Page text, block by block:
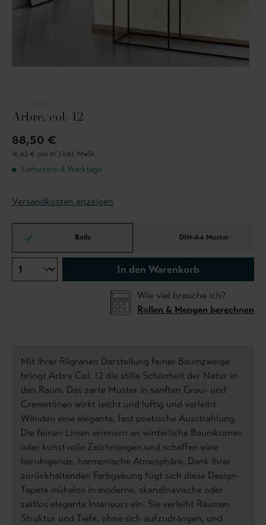
Arbre, col. 12
88,50 €
16,62 € pro m² | inkl. MwSt.
Lieferzeit: 4 Werktage
Versandkosten anzeigen
Rolle DIN-A4 Muster
In den Warenkorb
Wie viel brauche ich?
Rollen & Mengen berechnen
Mit ihrer filigranen Darstellung feiner Baumzweige
bringt Arbre Col. 12 die stille Schönheit der Natur in
den Raum. Das zarte Muster in sanften Grau- und
Cremetönen wirkt leicht und luftig und verleiht
Wänden eine elegante, fast poetische Ausstrahlung.
Die feinen Linien erinnern an winterliche Baumkronen
oder kunstvolle Zeichnungen und schaffen eine
beruhigende, harmonische Atmosphäre. Dank ihrer
zurückhaltenden Farbgebung fügt sich diese Design-
Tapete mühelos in moderne, skandinavische oder
zeitlos elegante Interieurs ein. Sie verleiht Räumen
Struktur und Tiefe, ohne sich aufzudrängen, und